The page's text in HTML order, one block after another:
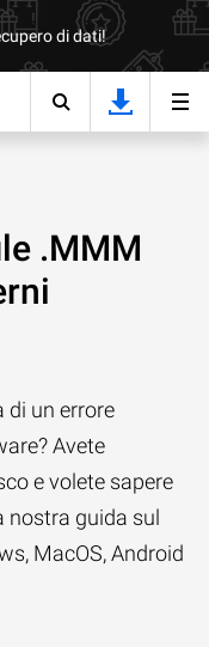
di dati!
.MMM
di un errore
Avete
e volete sapere
nostra guida sul
MacOS, Android